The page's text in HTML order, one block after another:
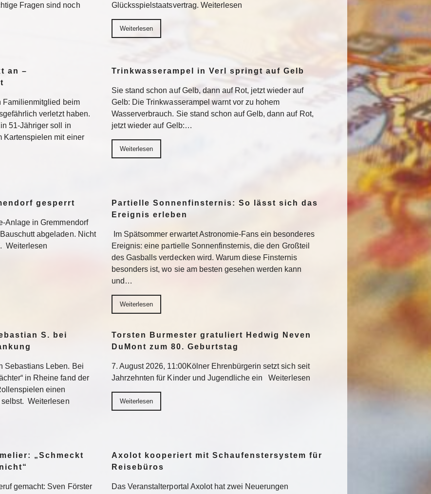
Fragen sind noch
Glücksspielstaatsvertrag. Weiterlesen
Weiterlesen
an –
Familienmitglied beim
verletzt haben.
51-Jähriger soll in
Kartenspielen mit einer
Trinkwasserampel in Verl springt auf Gelb
Sie stand schon auf Gelb, dann auf Rot, jetzt wieder auf
Gelb: Die Trinkwasserampel warnt vor zu hohem
Wasserverbrauch. Sie stand schon auf Gelb, dann auf Rot,
jetzt wieder auf Gelb:…
Weiterlesen
gesperrt
Anlage in Gremmendorf
abgeladen. Nicht
Weiterlesen
Partielle Sonnenfinsternis: So lässt sich das
Ereignis erleben
Im Spätsommer erwartet Astronomie-Fans ein besonderes
Ereignis: eine partielle Sonnenfinsternis, die den Großteil
des Gasballs verdecken wird. Warum diese Finsternis
besonders ist, wo sie am besten gesehen werden kann
und…
Weiterlesen
S. bei
Sebastians Leben. Bei
in Rheine fand der
einen
selbst. Weiterlesen
Torsten Burmester gratuliert Hedwig Neven
DuMont zum 80. Geburtstag
7. August 2026, 11:00Kölner Ehrenbürgerin setzt sich seit
Jahrzehnten für Kinder und Jugendliche ein Weiterlesen
Weiterlesen
„Schmeckt
gemacht: Sven Förster
Axolot kooperiert mit Schaufenstersystem für
Reisebüros
Das Veranstalterportal Axolot hat zwei Neuerungen